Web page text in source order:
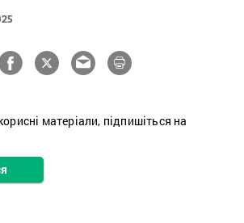
матеріали, підпишіться на